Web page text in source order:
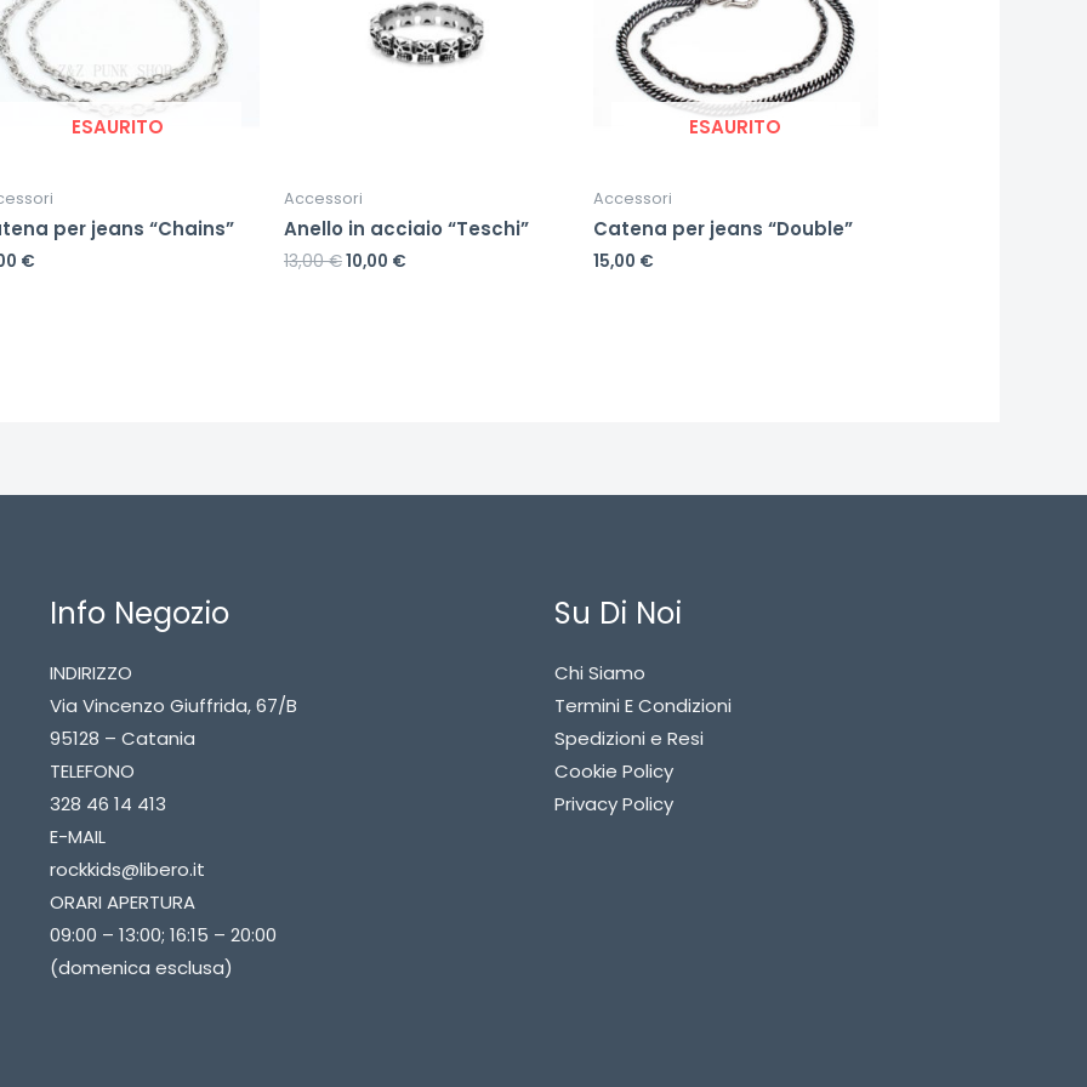
ESAURITO
per jeans “Chains”
€
Accessori
Anello in acciaio “Teschi”
13,00€10,00 €
ESAURITO
Accessori
Catena per jeans “Double”
15,00 €
Info Negozio
INDIRIZZO
Via Vincenzo Giuffrida, 67/B
95128 – Catania
TELEFONO
328 46 14 413
E-MAIL
rockkids@libero.it
ORARI APERTURA
09:00 – 13:00; 16:15 – 20:00
(domenica esclusa)
Su Di Noi
Chi Siamo
Termini E Condizioni
Spedizioni e Resi
Cookie Policy
Privacy Policy